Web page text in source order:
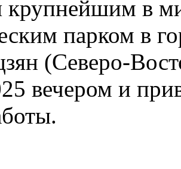
крупнейшим в
парком в
(Cеверо-
вечером и